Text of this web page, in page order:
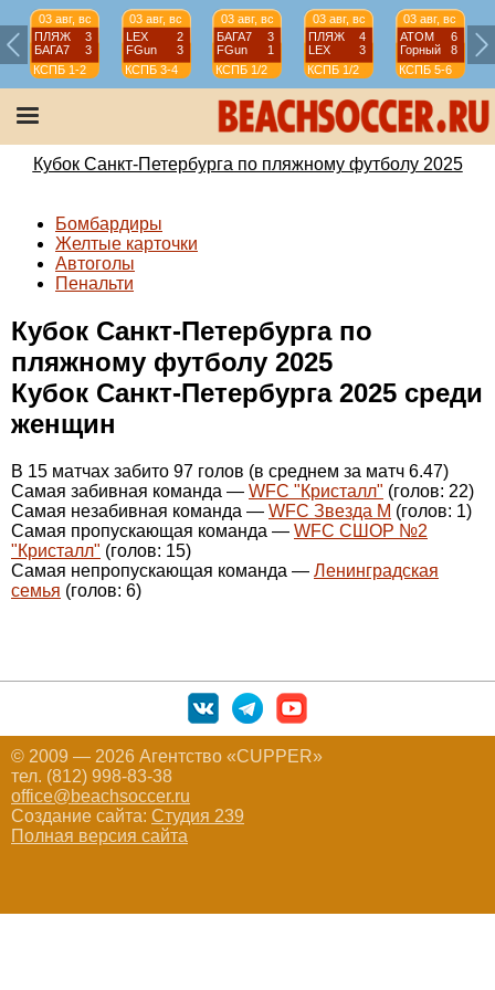
03 авг, вс
ПЛЯЖ
3
БАГА7
3
КСПБ 1-2
03 авг, вс
LEX
2
FGun
3
КСПБ 3-4
03 авг, вс
БАГА7
3
FGun
1
КСПБ 1/2
03 авг, вс
ПЛЯЖ
4
LEX
3
КСПБ 1/2
03 авг, вс
АТОМ
6
Горный
8
КСПБ 5-6
Кубок Санкт-Петербурга по пляжному футболу 2025
Бомбардиры
Желтые карточки
Автоголы
Пенальти
Кубок Санкт-Петербурга по
пляжному футболу 2025
Кубок Санкт-Петербурга 2025 среди
женщин
В 15 матчах забито 97 голов (в среднем за матч 6.47)
Самая забивная команда — WFC "Кристалл" (голов: 22)
Самая незабивная команда — WFC Звезда М (голов: 1)
Самая пропускающая команда — WFC СШОР №2
"Кристалл" (голов: 15)
Самая непропускающая команда — Ленинградская
семья (голов: 6)
© 2009 — 2026 Агентство «CUPPER»
тел. (812) 998-83-38
office@beachsoccer.ru
Создание сайта: Студия 239
Полная версия сайта